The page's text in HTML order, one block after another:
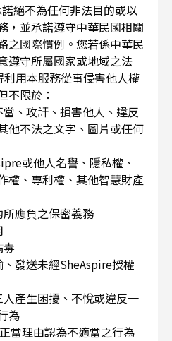
絕不為任何非法目的或以
，並承諾遵守中華民國相關
之國際慣例。您若係中華民
遵守所屬國家或地域之法
用本服務從事侵害他人權
不限於：
當、攻訐、損害他人、違反
他不法之文字、圖片或任何
或他人名譽、隱私權、
權、專利權、其他智慧財產
所應負之保密義務
毒
、發送未經SheAspire授權
人產生困擾、不悅或違反一
為
當理由認為不適當之行為